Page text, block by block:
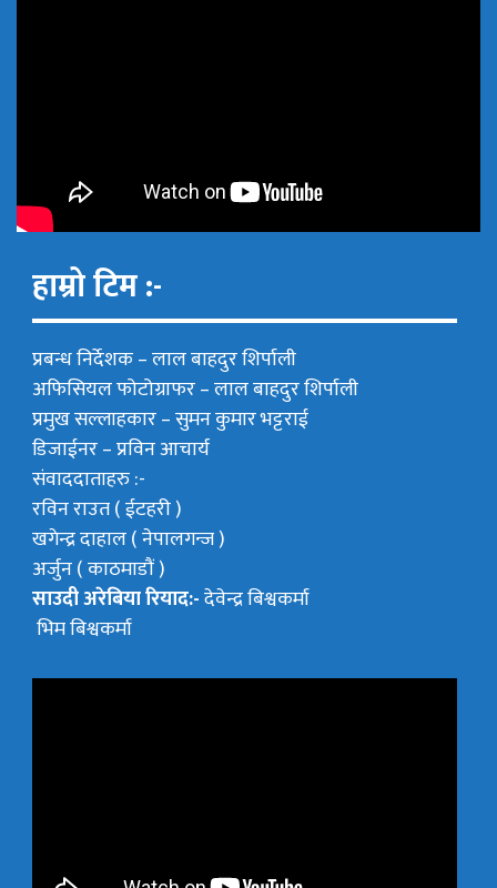
हाम्रो टिम :-
प्रबन्ध निर्देशक –लाल बाहदुर शिर्पाली
अफिसियल फोटोग्राफर –लाल बाहदुर शिर्पाली
प्रमुख सल्लाहकार –सुमन कुमार भट्टराई
डिजाईनर – प्रविन आचार्य
संवाददाताहरु :-
रविन राउत ( ईटहरी )
खगेन्द्र दाहाल ( नेपालगन्ज )
अर्जुन ( काठमाडौं )
साउदी अरेबिया रियाद:-देवेन्द्र बिश्वकर्मा
भिम बिश्वकर्मा